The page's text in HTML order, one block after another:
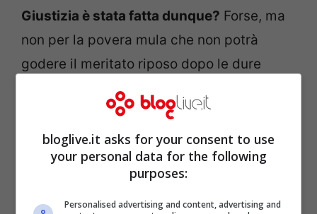
Giustizia è stata fatta dunque? Forse, ma
non per la povera mula che non potrà
godere il meritato riposo dopo le dure
fatiche e i maltrattamenti subiti. L’animale
infatti non fu subito sequestrato della mula
e quando la Polizia Giudiziaria, su richiesta
della Lav, andò dal proprietario per il
sequestro, l’uomodichiarò di averla
regalata, non si sa a chi.Del povero
bloglive.it asks for your consent to use
your personal data for the following
purposes:
Personalised advertising and content, advertising and